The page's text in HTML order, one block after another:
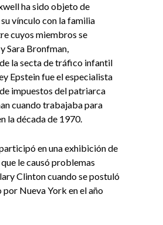
ha sido objeto de
vínculo con la familia
cuyos miembros se
Sara Bronfman,
la secta de tráfico infantil
Epstein fue el especialista
impuestos del patriarca
cuando trabajaba para
la década de 1970.
en una exhibición de
le causó problemas
Clinton cuando se postuló
por Nueva York en el año